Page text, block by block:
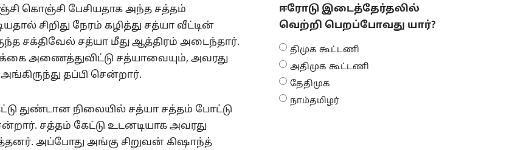
கொஞ்சி பேசியதாக அந்த சத்தம்
சிறிது நேரம் கழித்து சத்யா வீட்டின்
சக்திவேல் சத்யா மீது ஆத்திரம் அடைந்தார்.
அணைத்துவிட்டு சத்யாவையும், அவரது
தப்பி சென்றார்.
துண்டான நிலையில் சத்யா சத்தம் போட்டு
சத்தம் கேட்டு உடனடியாக அவரது
அப்போது அங்கு சிறுவன் கிஷாந்த்
ஈரோடு இடைத்தேர்தலில்
வெற்றி பெறப்போவது யார்?
திமுக கூட்டணி
அதிமுக கூட்டணி
தேதிமுக
நாம்தமிழர்